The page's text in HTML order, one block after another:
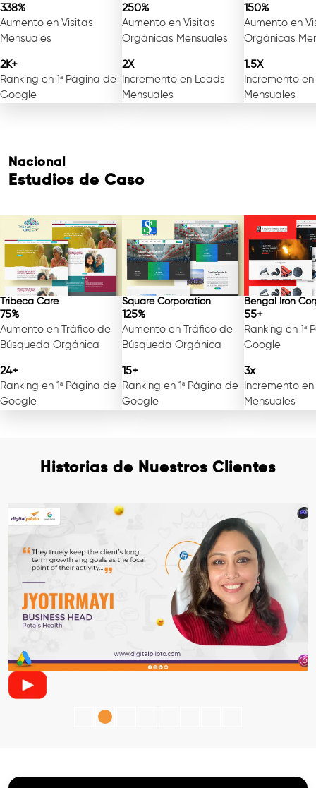
Consulta Gratuita
338%
Aumento en Visitas
Mensuales
2K+
Ranking en 1ª Página de
Google
250%
Aumento en Visitas
Orgánicas Mensuales
2X
Incremento en Leads
Mensuales
150%
Aumento en
Orgánicas
1.5X
Incremento
Mensuales
Nacional
Estudios de Caso
Tribeca Care
75%
Aumento en Tráfico de
Búsqueda Orgánica
24+
Ranking en 1ª Página de
Google
Square Corporation
125%
Aumento en Tráfico de
Búsqueda Orgánica
15+
Ranking en 1ª Página de
Google
Bengal Iron
55+
Ranking en 1ª
Google
3x
Incremento
Mensuales
Historias de Nuestros Clientes